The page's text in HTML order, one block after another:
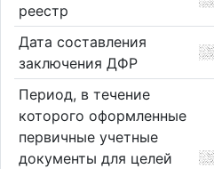
реестр
Дата составления
заключения ДФР
Период, в течение
которого оформленные
первичные учетные
документы для целей